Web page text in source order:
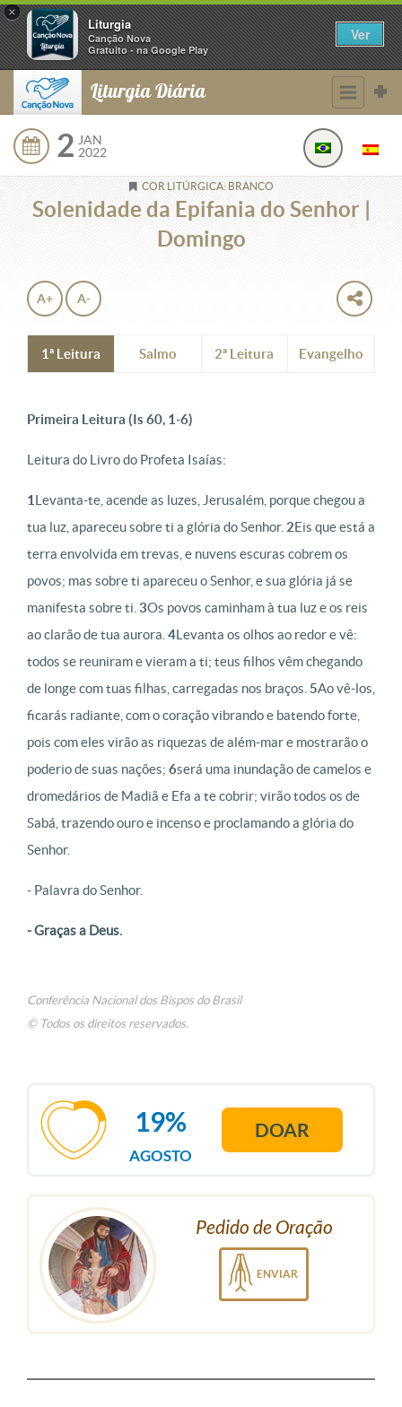
×
Liturgia
Canção Nova
Gratuito - na Google Play
Ver
Liturgia Diária
2 JAN
2022
COR LITÚRGICA: BRANCO
Solenidade da Epifania do Senhor |
Domingo
A+ A-
1ª Leitura Salmo 2ª Leitura Evangelho
Primeira Leitura (Is 60, 1-6)
Leitura do Livro do Profeta Isaías:
1 Levanta-te, acende as luzes, Jerusalém, porque chegou a
tua luz, apareceu sobre ti a glória do Senhor. 2Eis que está a
terra envolvida em trevas, e nuvens escuras cobrem os
povos; mas sobre ti apareceu o Senhor, e sua glória já se
manifesta sobre ti. 3Os povos caminham à tua luz e os reis
ao clarão de tua aurora. 4Levanta os olhos ao redor e vê:
todos se reuniram e vieram a ti; teus filhos vêm chegando
de longe com tuas filhas, carregadas nos braços. 5Ao vê-los,
ficarás radiante, com o coração vibrando e batendo forte,
pois com eles virão as riquezas de além-mar e mostrarão o
poderio de suas nações; 6será uma inundação de camelos e
dromedários de Madiã e Efa a te cobrir; virão todos os de
Sabá, trazendo ouro e incenso e proclamando a glória do
Senhor.
- Palavra do Senhor.
- Graças a Deus.
Conferência Nacional dos Bispos do Brasil
© Todos os direitos reservados.
AGOSTO
19% DOAR
Pedido de Oração
ENVIAR